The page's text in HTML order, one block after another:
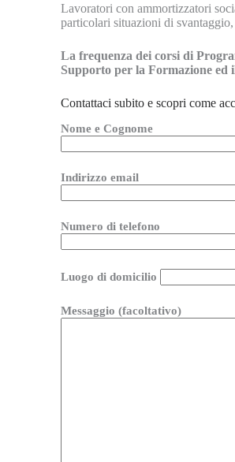
Lavoratori con ammortizzatori
particolari situazioni di
La frequenza dei corsi di
Supporto per la Formazione
Contattaci subito e scopri come
Nome e Cognome
Indirizzo email
Numero di telefono
Luogo di domicilio
Messaggio (facoltativo)